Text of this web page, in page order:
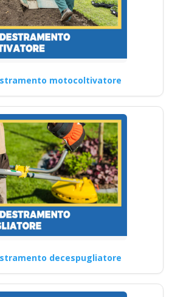
motocoltivatore
decespugliatore